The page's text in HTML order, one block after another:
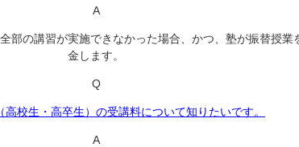
A
の講習が実施できなかった場合、かつ、塾が振替授
金します。
Q
高校生・高卒生）の受講料について知りたいです。
A